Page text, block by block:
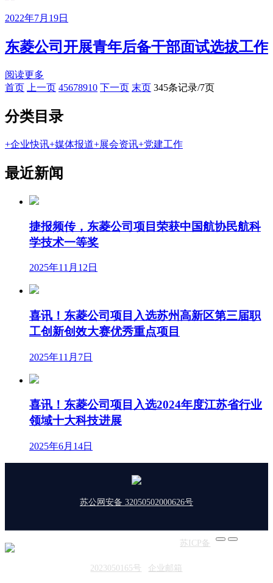
2022年7月19日
东菱公司开展青年后备干部面试选拔工作
阅读更多
首页
上一页 45678910 下一页 末页 345条记录/7页
分类目录
+企业快讯+媒体报道+展会资讯+党建工作
最近新闻
捷报频传，东菱公司项目荣获中国航协民航科
学技术一等奖
2025年11月12日
喜讯！东菱公司项目入选苏州高新区第三届职
工创新创效大赛优秀重点项目
2025年11月7日
喜讯！东菱公司项目入选2024年度江苏省行业
领域十大科技进展
2025年6月14日
苏公网安备 32050502000626号
苏ICP备
2023050165号 企业邮箱